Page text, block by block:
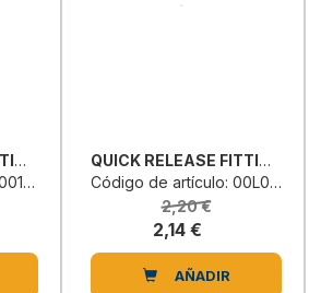
QUICK RELEASE FITTING
QUICK RELEASE FITTING
Código de artículo: 00L0473593A
2,20 €
2,14 €
AÑADIR